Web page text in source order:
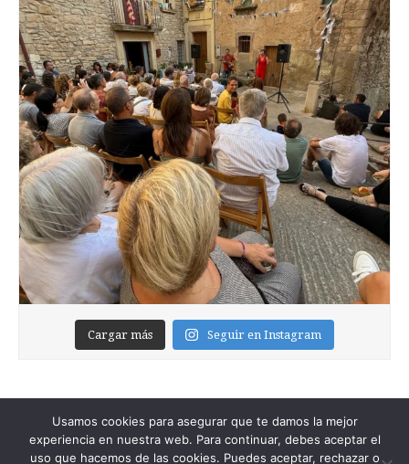
Cargar más Seguir en Instagram
Usamos cookies para asegurar que te damos la mejor
experiencia en nuestra web. Para continuar, debes aceptar el
uso que hacemos de las cookies. Puedes aceptar, rechazar o